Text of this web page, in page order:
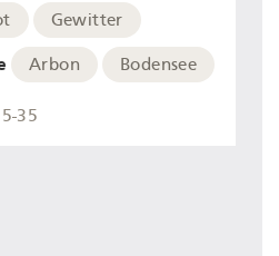
Gewitter
Arbon Bodensee
35